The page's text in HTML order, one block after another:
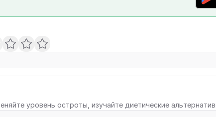
уровень остроты, изучайте диетические